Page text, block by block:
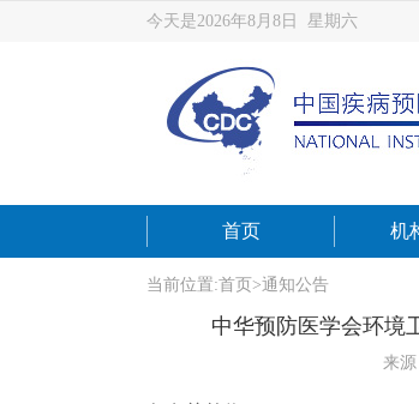
今天是2026年8月8日 星期六
首页 机
当前位置:首页 >通知公告
中华预防医学会环境
来